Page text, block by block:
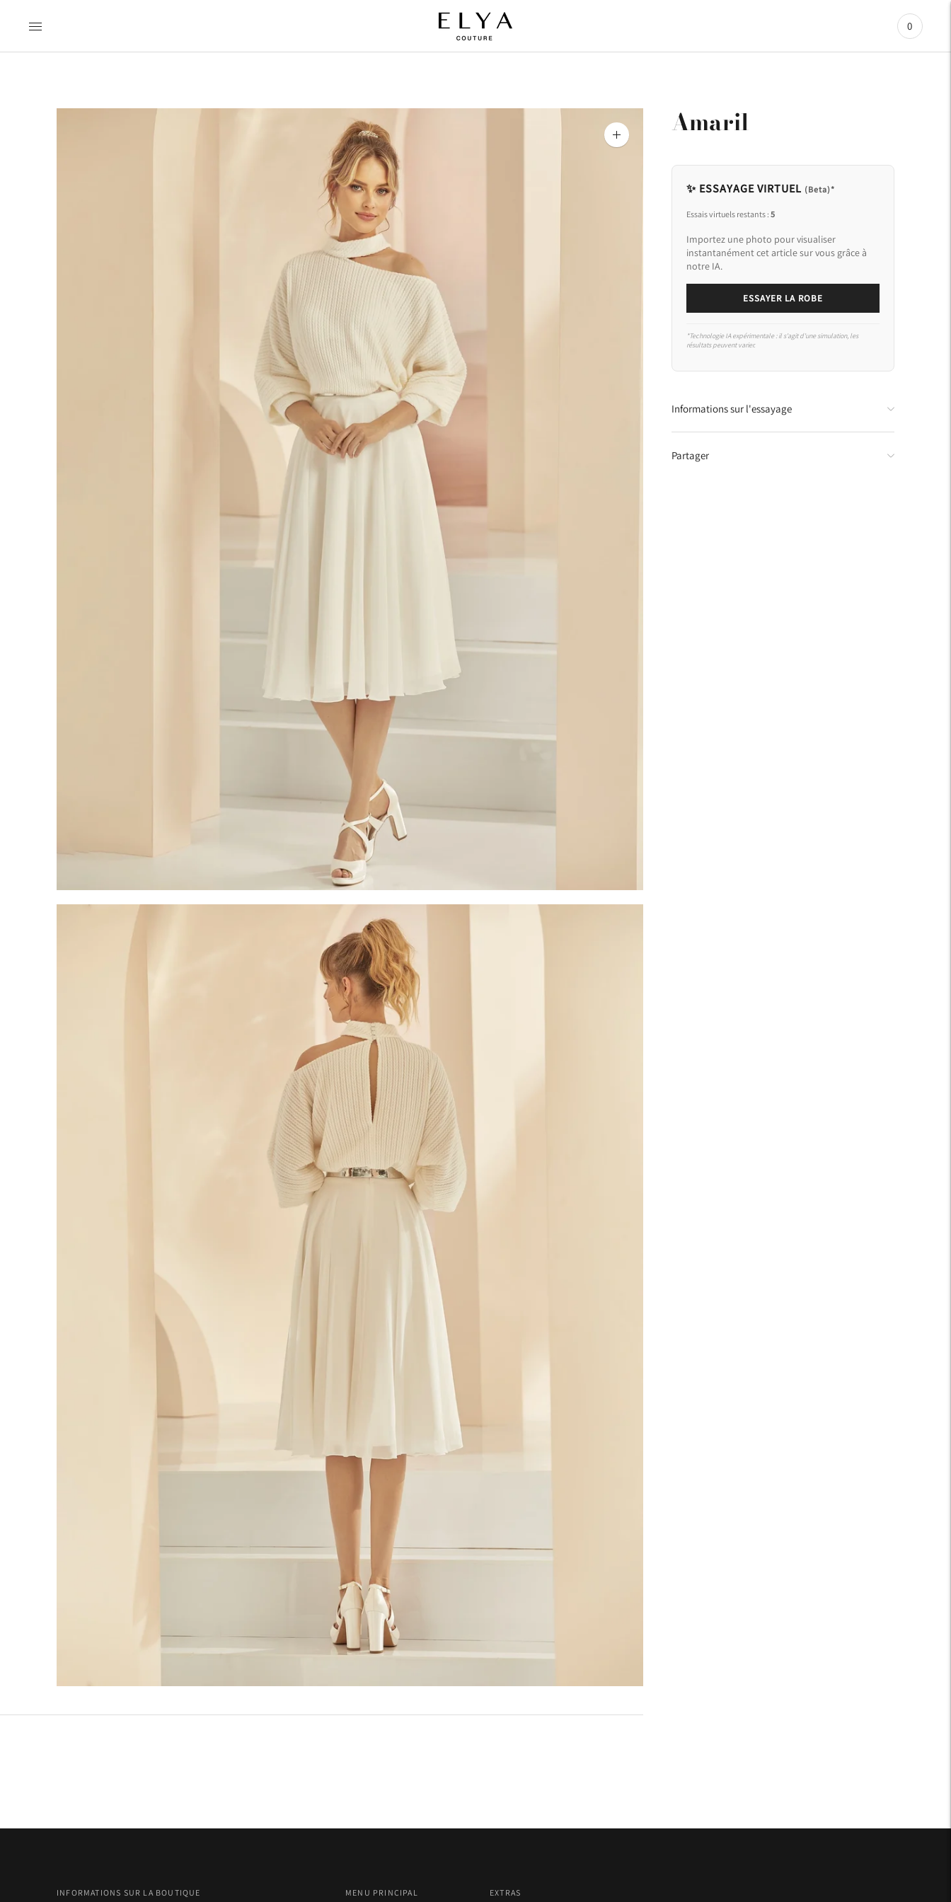
0
Amaril
✨ ESSAYAGE VIRTUEL (Beta)*
Essais virtuels restants : 5
Importez une photo pour visualiser
instantanément cet article sur vous grâce à
notre IA.
ESSAYER LA ROBE
*Technologie IA expérimentale : il s'agit d'une simulation, les
résultats peuvent varier.
un
produit
à
Informations sur l'essayage
Partager
INFORMATIONS SUR LA BOUTIQUE MENU PRINCIPAL EXTRAS